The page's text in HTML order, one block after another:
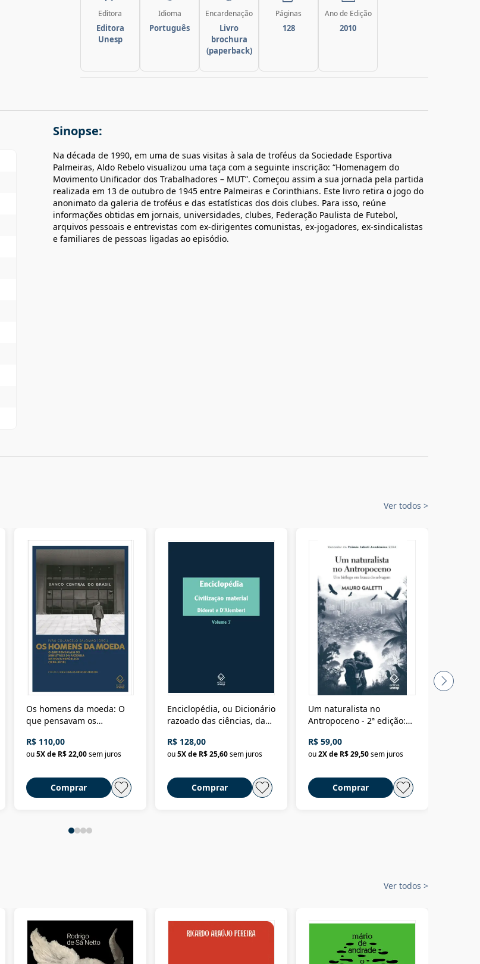
Editora
Editora
Unesp
Idioma
Português
Encardenação
Livro
brochura
(paperback)
Páginas
128
Ano de Edição
2010
Sinopse:
Na década de 1990, em uma de suas visitas à sala de troféus da Sociedade Esportiva
Palmeiras, Aldo Rebelo visualizou uma taça com a seguinte inscrição: “Homenagem do
Movimento Unificador dos Trabalhadores – MUT”. Começou assim a sua jornada pela partida
realizada em 13 de outubro de 1945 entre Palmeiras e Corinthians. Este livro retira o jogo do
anonimato da galeria de troféus e das estatísticas dos dois clubes. Para isso, reúne
informações obtidas em jornais, universidades, clubes, Federação Paulista de Futebol,
arquivos pessoais e entrevistas com ex-dirigentes comunistas, ex-jogadores, ex-sindicalistas
e familiares de pessoas ligadas ao episódio.
Ver todos >
Os homens da moeda: O
que pensavam os
Nova República (1985-
2018)
R$ 110,00
ou5X de R$ 22,00sem juros
Comprar
Enciclopédia, ou Dicionário
razoado das ciências, das
Civilização material
R$ 128,00
ou5X de R$ 25,60sem juros
Comprar
Um naturalista no
Antropoceno - 2ª edição:
selvagem
R$ 59,00
ou2X de R$ 29,50sem juros
Comprar
Ver todos >